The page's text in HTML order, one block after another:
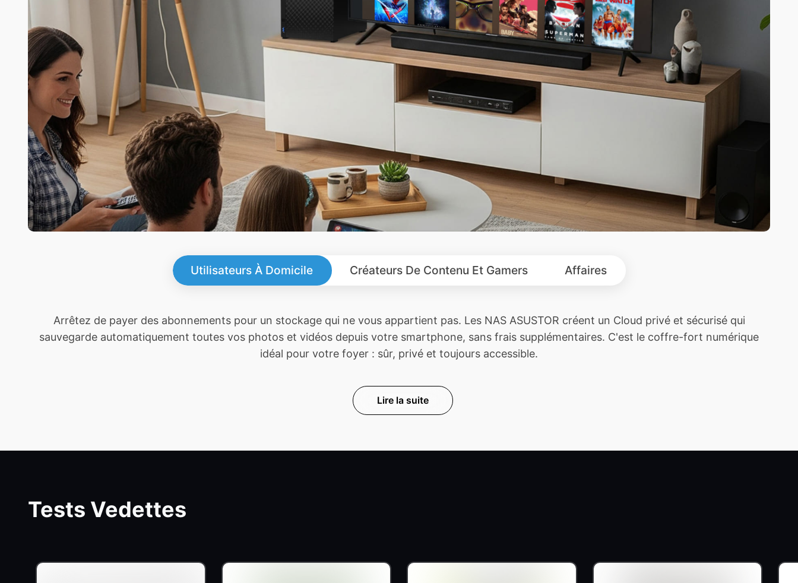
Utilisateurs À Domicile Créateurs De Contenu Et Gamers Affaires
Arrêtez de payer des abonnements pour un stockage qui ne vous appartient pas. Les NAS ASUSTOR créent un Cloud privé et sécurisé qui
sauvegarde automatiquement toutes vos photos et vidéos depuis votre smartphone, sans frais supplémentaires. C'est le coffre-fort numérique
idéal pour votre foyer : sûr, privé et toujours accessible.
Lire la suite
Tests Vedettes